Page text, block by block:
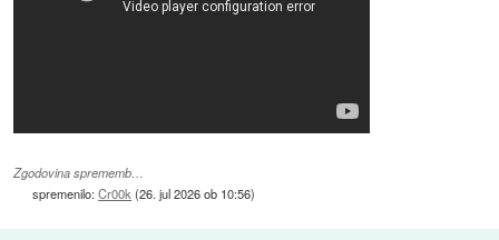
Zgodovina sprememb…
spremenilo:Cr00k(26. jul 2026 ob 10:56)